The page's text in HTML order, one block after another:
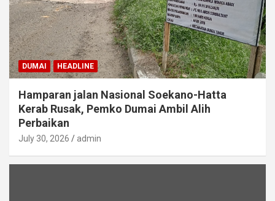
DUMAI HEADLINE
Hamparan jalan Nasional Soekano-Hatta
Kerab Rusak, Pemko Dumai Ambil Alih
Perbaikan
July 30, 2026 admin